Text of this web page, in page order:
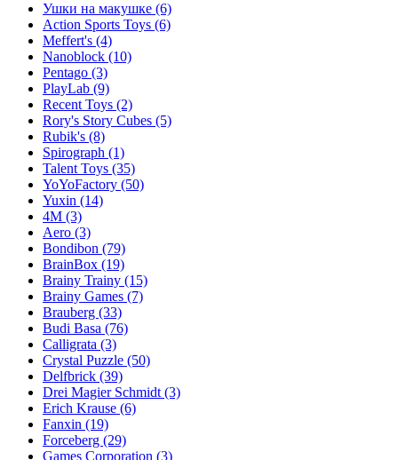
Ушки на макушке (6)
Action Sports Toys (6)
Meffert's (4)
Nanoblock (10)
Pentago (3)
PlayLab (9)
Recent Toys (2)
Rory's Story Cubes (5)
Rubik's (8)
Spirograph (1)
Talent Toys (35)
YoYoFactory (50)
Yuxin (14)
4M (3)
Aero (3)
Bondibon (79)
BrainBox (19)
Brainy Trainy (15)
Brainy Games (7)
Brauberg (33)
Budi Basa (76)
Calligrata (3)
Crystal Puzzle (50)
Delfbrick (39)
Drei Magier Schmidt (3)
Erich Krause (6)
Fanxin (19)
Forceberg (29)
Games Corporation (3)